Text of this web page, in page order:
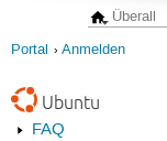
Portal Anmelden
Ubuntu
FAQ